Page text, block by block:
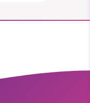
redaktion drivit